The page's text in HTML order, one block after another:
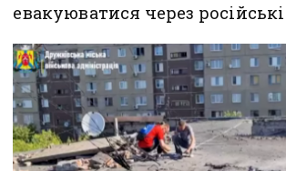
евакуюватися через